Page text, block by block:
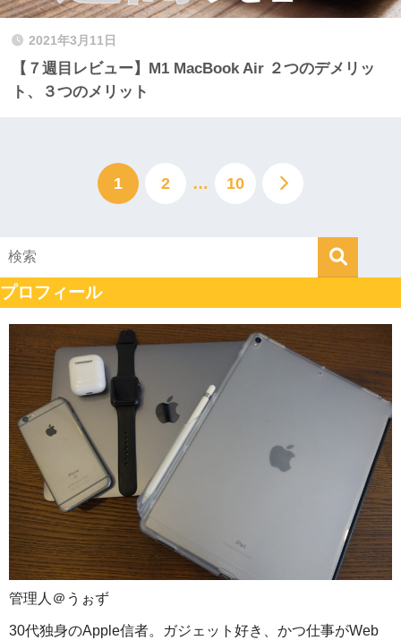
2021年3月11日
【７週目レビュー】M1 MacBook Air ２つのデメリッ
ト、３つのメリット
1 2 … 10
プロフィール
管理人＠うぉず
30代独身のApple信者。ガジェット好き、かつ仕事がWeb